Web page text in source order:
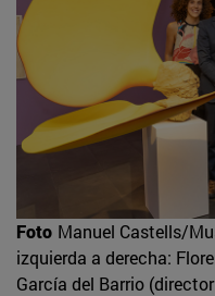
Foto Manuel Castells/
izquierda a derecha:
García del Barrio